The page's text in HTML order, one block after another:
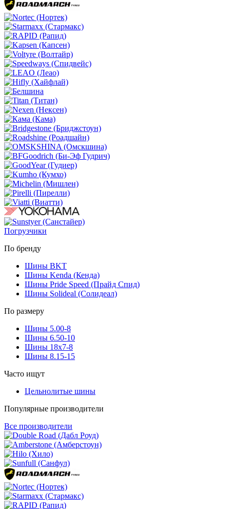
Погрузчики
По бренду
Шины BKT
Шины Kenda (Кенда)
Шины Pride Speed (Прайд Спид)
Шины Solideal (Солидеал)
По размеру
Шины 5.00-8
Шины 6.50-10
Шины 18x7-8
Шины 8.15-15
Часто ищут
Цельнолитые шины
Популярные производители
Все производители